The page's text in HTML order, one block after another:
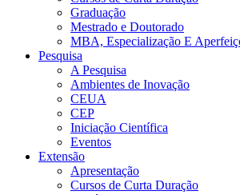
Graduação
Mestrado e Doutorado
MBA, Especialização E
Pesquisa
A Pesquisa
Ambientes de Inovação
CEUA
CEP
Iniciação Científica
Eventos
Extensão
Apresentação
Cursos de Curta Duração